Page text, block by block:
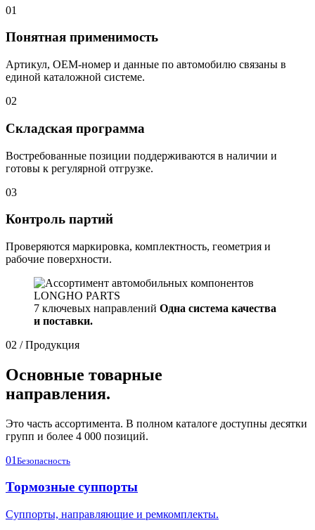
01
Понятная применимость
Артикул, OEM-номер и данные по автомобилю связаны в
единой каталожной системе.
02
Складская программа
Востребованные позиции поддерживаются в наличии и
готовы к регулярной отгрузке.
03
Контроль партий
Проверяются маркировка, комплектность, геометрия и
рабочие поверхности.
7 ключевых направлений Одна система качества
и поставки.
02 / Продукция
Основные товарные
направления.
Это часть ассортимента. В полном каталоге доступны десятки
групп и более 4 000 позиций.
01 Безопасность
Тормозные суппорты
Суппорты, направляющие и ремкомплекты.